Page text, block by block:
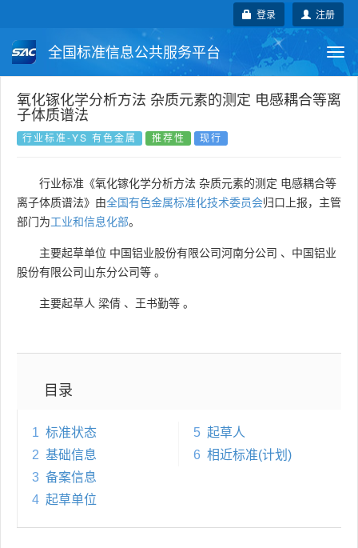
注册
登录
全国标准信息公共服务平台
国家标准 行业标准 地方标准
团体标准 企业标准
国外标准 技术委员会
氧化镓化学分析方法 杂质元素的测定 电感耦合等离
子体质谱法
行业标准-YS 有色金属 推荐性 现行
行业标准《氧化镓化学分析方法 杂质元素的测定 电感耦合等
离子体质谱法》由全国有色金属标准化技术委员会归口上报，主管
部门为工业和信息化部。
主要起草单位 中国铝业股份有限公司河南分公司 、 中国铝业
股份有限公司山东分公司等 。
主要起草人 梁倩 、 王书勤等 。
目录
1 标准状态
2 基础信息
3 备案信息
4 起草单位
5 起草人
6 相近标准(计划)